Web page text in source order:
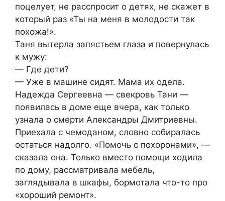
поцелует, не расспросит о детях, не скажет в
который раз «Ты на меня в молодости так
похожа!».
Таня вытерла запястьем глаза и повернулась
к мужу:
— Где дети?
— Уже в машине сидят. Мама их одела.
Надежда Сергеевна — свекровь Тани —
появилась в доме еще вчера, как только
узнала о смерти Александры Дмитриевны.
Приехала с чемоданом, словно собиралась
остаться надолго. «Помочь с похоронами», —
сказала она. Только вместо помощи ходила
по дому, рассматривала мебель,
заглядывала в шкафы, бормотала что-то про
«хороший ремонт».